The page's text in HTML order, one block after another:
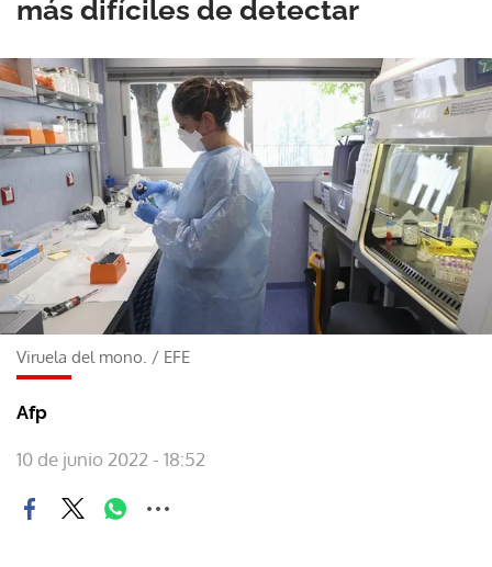
más difíciles de detectar
Viruela del mono. / EFE
Afp
10 de junio 2022 - 18:52